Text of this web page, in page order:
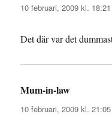
10 februari, 2009 kl. 18:21
Det där var det
Mum-in-law
10 februari, 2009 kl. 21:05